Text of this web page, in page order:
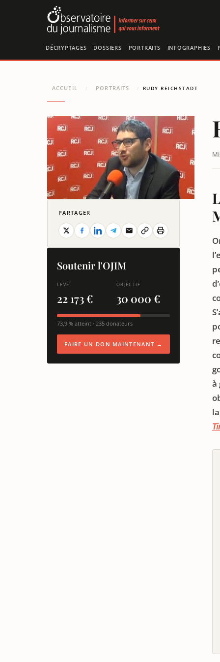
DÉCRYPTAGES DOSSIERS PORTRAITS INFOGRAPHIES
ACCUEIL / PORTRAITS / RUDY REICHSTADT
PARTAGER
Soutenir l'OJIM
LEVÉ
22 173 €
OBJECTIF
30 000 €
73,9 % atteint · 235 donateurs
FAIRE UN DON MAINTENANT →
à
Panneau de gestion des cookies